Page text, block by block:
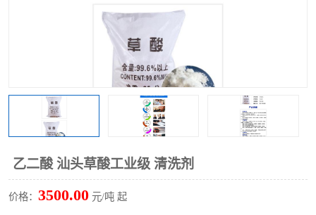
乙二酸 汕头草酸工业级 清洗剂
价格： 3500.00 元/吨 起
磷酸二氢钾
三聚磷酸钠
工业白糖
过硫酸钠
尿素 碳酸氢钠
聚合硫酸铁